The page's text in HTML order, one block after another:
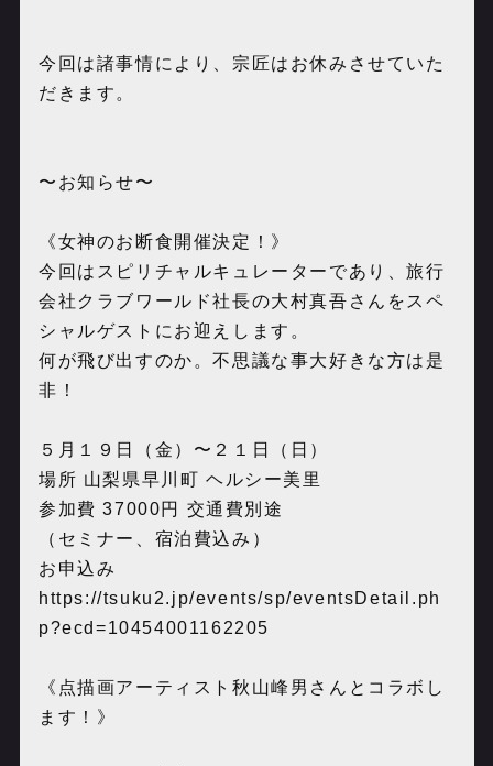
今回は諸事情により、宗匠はお休みさせていた
だきます。
〜お知らせ〜
《女神のお断食開催決定！》
今回はスピリチャルキュレーターであり、旅行
会社クラブワールド社長の大村真吾さんをスペ
シャルゲストにお迎えします。
何が飛び出すのか。不思議な事大好きな方は是
非！
５月１９日（金）〜２１日（日）
場所 山梨県早川町 ヘルシー美里
参加費 37000円 交通費別途
（セミナー、宿泊費込み）
お申込み
https://tsuku2.jp/events/sp/eventsDetail.ph
p?ecd=10454001162205
《点描画アーティスト秋山峰男さんとコラボし
ます！》